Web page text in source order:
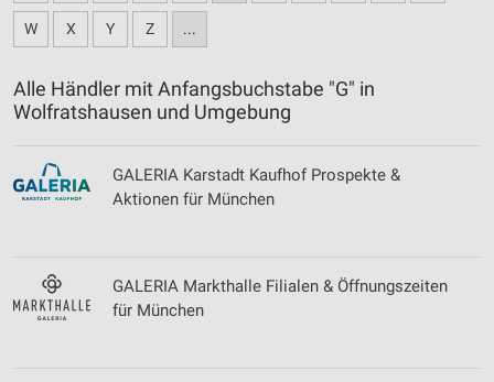
W X Y Z ...
Alle Händler mit Anfangsbuchstabe "G" in
Wolfratshausen und Umgebung
GALERIA Karstadt Kaufhof Prospekte &
Aktionen für München
GALERIA Markthalle Filialen & Öffnungszeiten
für München